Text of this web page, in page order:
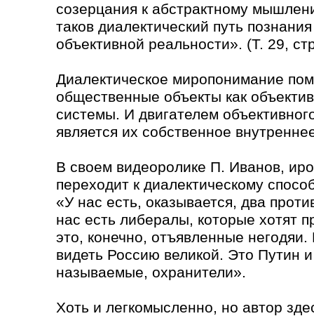
созерцания к абстрактному
таков диалектический путь
объективной реальности». (Т. 29,
Диалектическое миропонимание
общественные объекты как
системы. И двигателем
является их собственное
В своем видеоролике П. Иванов,
переходит к диалектическому
«У нас есть, оказывается, два
нас есть либералы, которые хотят
это, конечно, отъявленные
видеть Россию великой. Это Путин
называемые, охранители».
Хоть и легкомысленно, но автор